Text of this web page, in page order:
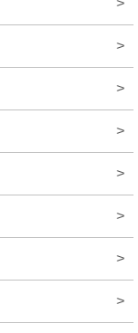
>
>
>
>
>
>
>